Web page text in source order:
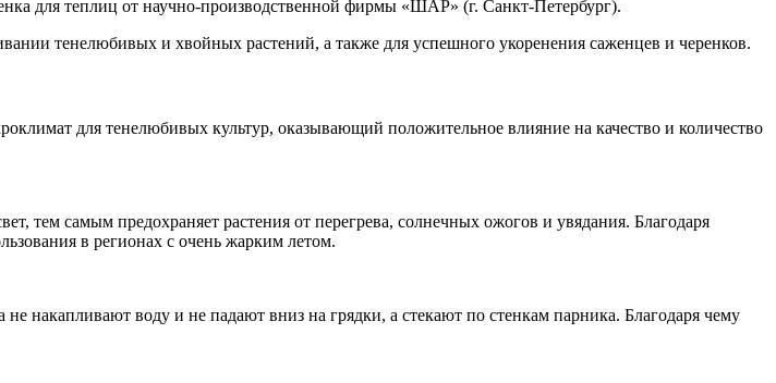
для теплиц от научно-производственной фирмы «ШАР» (г. Санкт-Петербург).
тенелюбивых и хвойных растений, а также для успешного укоренения саженцев и черенков.
для тенелюбивых культур, оказывающий положительное влияние на качество и количество
тем самым предохраняет растения от перегрева, солнечных ожогов и увядания. Благодаря
в регионах с очень жарким летом.
накапливают воду и не падают вниз на грядки, а стекают по стенкам парника. Благодаря чему